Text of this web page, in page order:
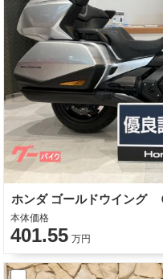
ホンダ ゴールドウイング
本体価格
401.55 万円